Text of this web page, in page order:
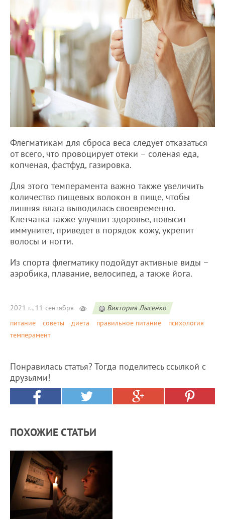
Флегматикам для сброса веса следует отказаться
от всего, что провоцирует отеки – соленая еда,
копченая, фастфуд, газировка.
Для этого темперамента важно также увеличить
количество пищевых волокон в пище, чтобы
лишняя влага выводилась своевременно.
Клетчатка также улучшит здоровье, повысит
иммунитет, приведет в порядок кожу, укрепит
волосы и ногти.
Из спорта флегматику подойдут активные виды –
аэробика, плавание, велосипед, а также йога.
2021 г., 11 сентября
Виктория Лысенко
питание
советы диета правильное питание
психология
темперамент
Понравилась статья? Тогда поделитесь ссылкой с
друзьями!
ПОХОЖИЕ СТАТЬИ